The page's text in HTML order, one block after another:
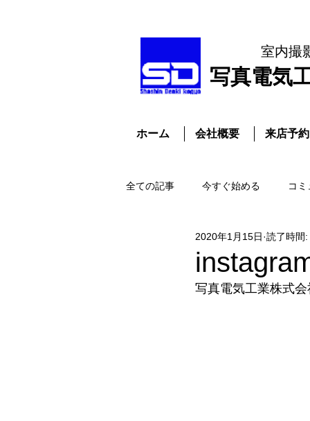
写真電気
室内撮
ホーム 会社概要 来店予
全ての記事 今すぐ始める コ
2020年1月15日 読了時間
写真電気工業株式